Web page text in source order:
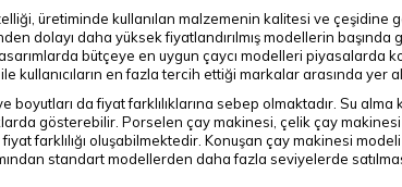
üretiminde kullanılan malzemenin kalitesi ve çeşidine
dolayı daha yüksek fiyatlandırılmış modellerin
bütçeye en uygun çaycı modelleri piyasalarda
kullanıcıların en fazla tercih ettiği markalar arasında yer
boyutları da fiyat farklılıklarına sebep olmaktadır. Su
gösterebilir. Porselen çay makinesi, çelik çay makinesi
farklılığı oluşabilmektedir. Konuşan çay makinesi
standart modellerden daha fazla seviyelerde